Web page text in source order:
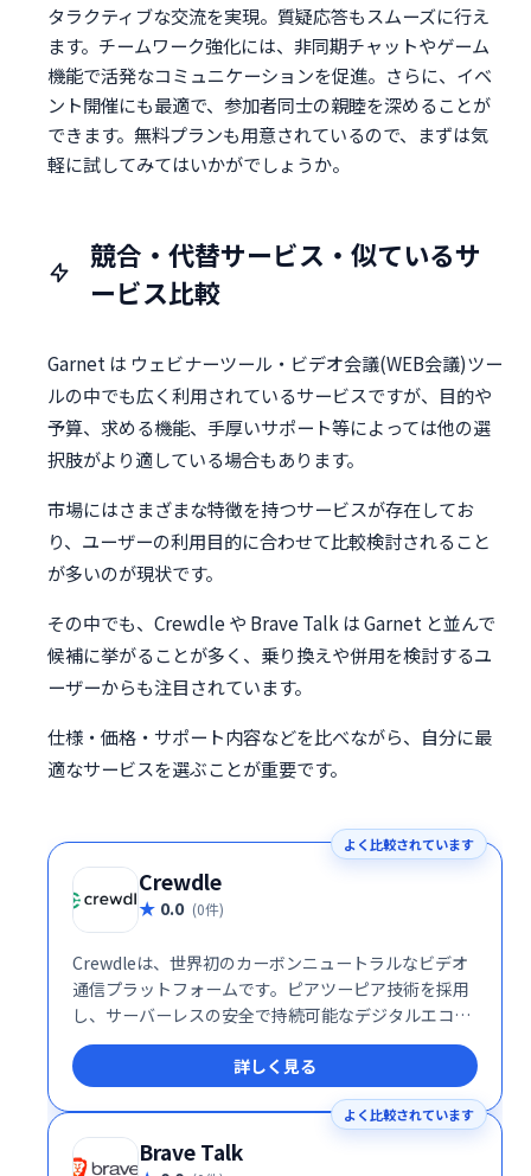
タラクティブな交流を実現。質疑応答もスムーズに行え
ます。チームワーク強化には、非同期チャットやゲーム
機能で活発なコミュニケーションを促進。さらに、イベ
ント開催にも最適で、参加者同士の親睦を深めることが
できます。無料プランも用意されているので、まずは気
軽に試してみてはいかがでしょうか。
競合・代替サービス・似ているサ
ービス比較
Garnet は ウェビナーツール・ビデオ会議(WEB会議)ツー
ルの中でも広く利用されているサービスですが、目的や
予算、求める機能、手厚いサポート等によっては他の選
択肢がより適している場合もあります。
市場にはさまざまな特徴を持つサービスが存在してお
り、ユーザーの利用目的に合わせて比較検討されること
が多いのが現状です。
その中でも、Crewdle や Brave Talk は Garnet と並んで
候補に挙がることが多く、乗り換えや併用を検討するユ
ーザーからも注目されています。
仕様・価格・サポート内容などを比べながら、自分に最
適なサービスを選ぶことが重要です。
よく比較されています
Crewdle
0.0 (0件)
Crewdleは、世界初のカーボンニュートラルなビデオ
通信プラットフォームです。ピアツーピア技術を採用
し、サーバーレスの安全で持続可能なデジタルエコシ
ステムを実現しました。従来のビデオ会議システムと
は異なり、環境への負荷を最小限に抑えながら、高品
質なコミュニケーションを提供します。一度の会話で
地球に貢献できる、革新的なソリューションです。
詳しく見る
よく比較されています
Brave Talk